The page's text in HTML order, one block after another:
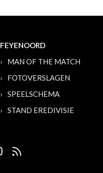
FEYENOORD
MAN OF THE MATCH
FOTOVERSLAGEN
SPEELSCHEMA
STAND EREDIVISIE